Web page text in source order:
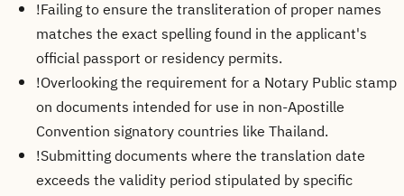
!Failing to ensure the transliteration of proper names
matches the exact spelling found in the applicant's
official passport or residency permits.
!Overlooking the requirement for a Notary Public stamp
on documents intended for use in non-Apostille
Convention signatory countries like Thailand.
!Submitting documents where the translation date
exceeds the validity period stipulated by specific